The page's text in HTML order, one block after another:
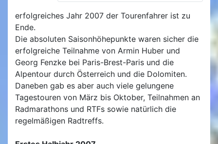
erfolgreiches Jahr 2007 der Tourenfahrer ist zu
Ende.
Die absoluten Saisonhöhepunkte waren sicher die
erfolgreiche Teilnahme von Armin Huber und
Georg Fenzke bei Paris-Brest-Paris und die
Alpentour durch Österreich und die Dolomiten.
Daneben gab es aber auch viele gelungene
Tagestouren von März bis Oktober, Teilnahmen an
Radmarathons und RTFs sowie natürlich die
regelmäßigen Radtreffs.